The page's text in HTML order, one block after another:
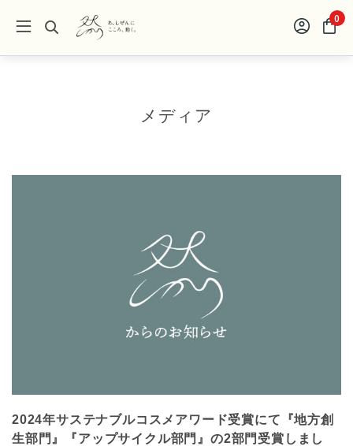
0
メディア
2024年サステナブルコスメアワード受賞にて『地方創
生部門』『アップサイクル部門』の2部門受賞しまし